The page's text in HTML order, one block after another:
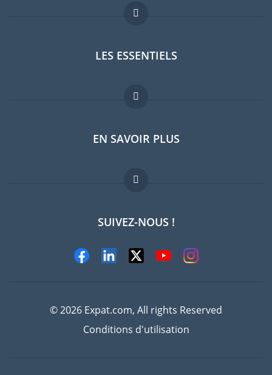
LES ESSENTIELS
Forum expatriés
Guides pays
Offres d'emploi
EN SAVOIR PLUS
FAQ
Experts
SUIVEZ-NOUS !
© 2026 Expat.com, All rights Reserved
Conditions d'utilisation